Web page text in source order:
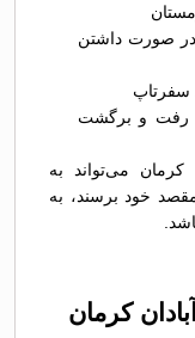
در صورت داشتن
سفرتاپ
رفت و برگشت
می‌تواند به
خود برسند، به
کرمان